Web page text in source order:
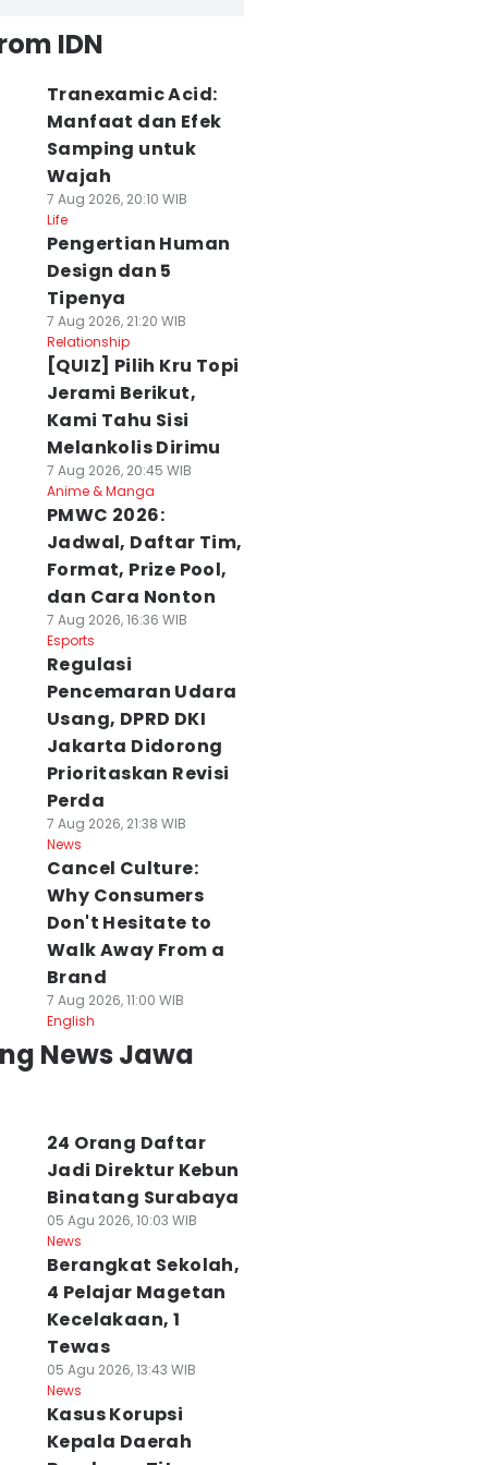
IDN
Tranexamic Acid:
Manfaat dan Efek
Samping untuk
Wajah
7 Aug 2026, 20:10 WIB
Life
Pengertian Human
Design dan 5
Tipenya
7 Aug 2026, 21:20 WIB
Relationship
[QUIZ] Pilih Kru Topi
Jerami Berikut,
Kami Tahu Sisi
Melankolis Dirimu
7 Aug 2026, 20:45 WIB
Anime & Manga
PMWC 2026:
Jadwal, Daftar Tim,
Format, Prize Pool,
dan Cara Nonton
7 Aug 2026, 16:36 WIB
Esports
Regulasi
Pencemaran Udara
Usang, DPRD DKI
Jakarta Didorong
Prioritaskan Revisi
Perda
7 Aug 2026, 21:38 WIB
News
Cancel Culture:
Why Consumers
Don't Hesitate to
Walk Away From a
Brand
7 Aug 2026, 11:00 WIB
English
News Jawa
24 Orang Daftar
Jadi Direktur Kebun
Binatang Surabaya
05 Agu 2026, 10:03 WIB
News
Berangkat Sekolah,
4 Pelajar Magetan
Kecelakaan, 1
Tewas
05 Agu 2026, 13:43 WIB
News
Kasus Korupsi
Kepala Daerah